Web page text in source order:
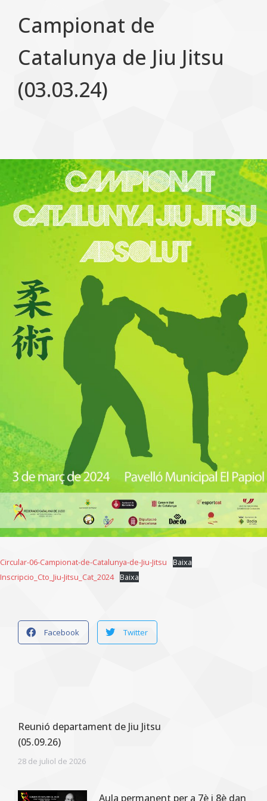
Campionat de
Catalunya de Jiu Jitsu
(03.03.24)
Circular-06-Campionat-de-Catalunya-de-Jiu-Jitsu
Baixa
Inscripcio_Cto_Jiu-Jitsu_Cat_2024 Baixa
Facebook Twitter
Reunió departament de Jiu Jitsu
(05.09.26)
28 de juliol de 2026
Aula permanent per a 7è i 8è dan